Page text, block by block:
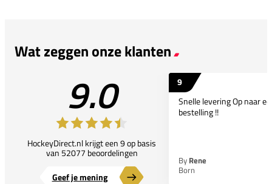
Wat zeggen onze klanten
9.0
HockeyDirect.nl krijgt een 9 op basis
van 52077 beoordelingen
Geef je mening
9
Snelle levering Op naar
bestelling !!
By Rene
Born